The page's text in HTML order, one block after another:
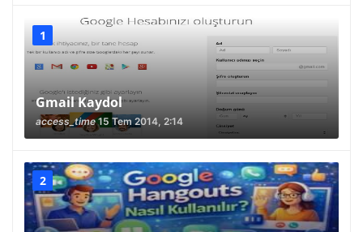
Gmail Kaydol
access_time15 Tem 2014, 2:14